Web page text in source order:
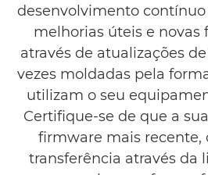
desenvolvimento contínuo
melhorias úteis e novas
através de atualizações
vezes moldadas pela
utilizam o seu
Certifique-se de que a
firmware mais recente,
transferência através da